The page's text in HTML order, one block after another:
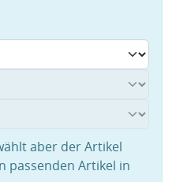
aber der Artikel
passenden Artikel in